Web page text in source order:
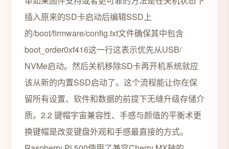
插入原来的SD卡启动后编辑SSD上
的/boot/firmware/config.txt文件确保其中包含
boot_order0xf416这一行这表示优先从USB/
NVMe启动。然后关机移除SD卡再开机系统就应
该从新的内置SSD启动了。这个流程能让你在保
留所有设置、软件和数据的前提下无缝升级存储介
质。2.2 键帽宇宙兼容性、手感与颜值的平衡术更
换键帽是改变键盘外观和手感最直接的方式。